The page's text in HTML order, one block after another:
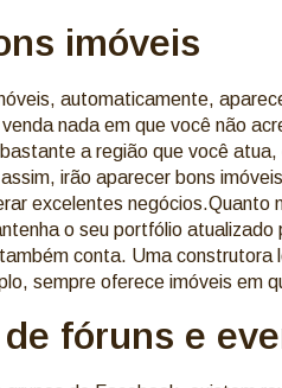
imóveis
automaticamente,
nada em que você não
a região que você
irão aparecer bons
excelentes
o seu portfólio
conta. Uma construtora
sempre oferece imóveis em
fóruns e